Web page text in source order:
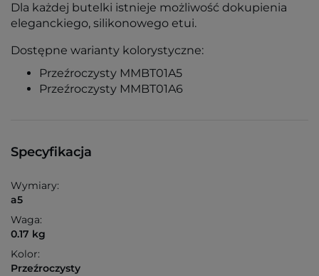
Dla każdej butelki istnieje możliwość dokupienia
eleganckiego, silikonowego etui.
Dostępne warianty kolorystyczne:
Przeźroczysty MMBT01A5
Przeźroczysty MMBT01A6
Specyfikacja
Wymiary:
a5
Waga:
0.17 kg
Kolor:
Przeźroczysty